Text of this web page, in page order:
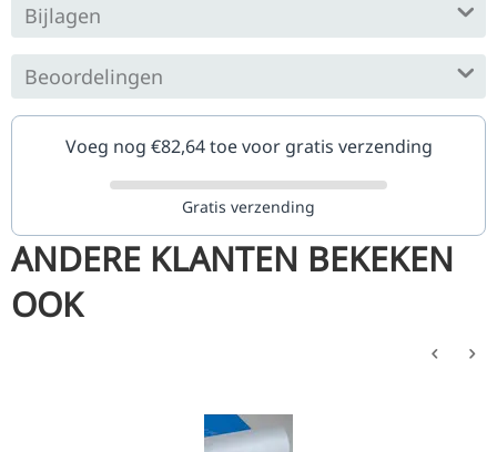
Bijlagen
Beoordelingen
Voeg nog €82,64toe voor gratis verzending
Gratis verzending
ANDERE KLANTEN BEKEKEN
OOK